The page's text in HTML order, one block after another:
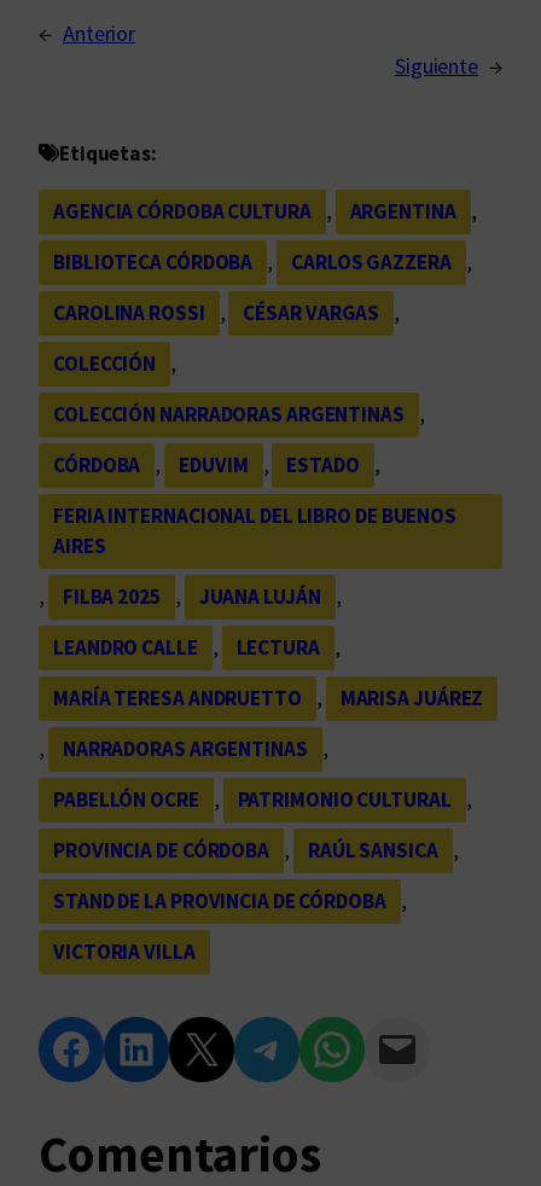
← Anterior
Siguiente →
Etiquetas:
AGENCIA CÓRDOBA CULTURA , ARGENTINA
,
BIBLIOTECA CÓRDOBA
, CARLOS GAZZERA
,
CAROLINA ROSSI
, CÉSAR VARGAS
,
COLECCIÓN
,
COLECCIÓN NARRADORAS ARGENTINAS
,
CÓRDOBA
, EDUVIM , ESTADO
,
FERIA INTERNACIONAL DEL LIBRO DE BUENOS
AIRES
,
FILBA 2025 , JUANA LUJÁN
,
LEANDRO CALLE
, LECTURA
,
MARÍA TERESA ANDRUETTO
,
MARISA JUÁREZ
,
NARRADORAS ARGENTINAS
,
PABELLÓN OCRE
, PATRIMONIO CULTURAL
,
PROVINCIA DE CÓRDOBA
, RAÚL SANSICA
,
STAND DE LA PROVINCIA DE CÓRDOBA
,
VICTORIA VILLA
Compartir en Facebook Compartir en LinkedIn Compartir en Twitter Compartir en Telegram Compartir en WhatsApp Compartir vía Email
Comentarios